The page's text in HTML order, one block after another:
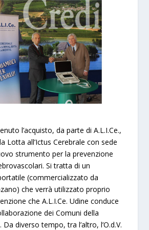
l’acquisto, da parte di A.L.I.Ce.,
Lotta all’Ictus Cerebrale con sede
strumento per la prevenzione
Si tratta di un
(commercializzato da
che verrà utilizzato proprio
che A.L.I.Ce. Udine conduce
dei Comuni della
diverso tempo, tra l’altro, l’O.d.V.